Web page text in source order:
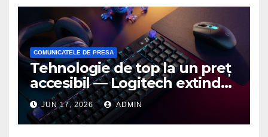
COMUNICATELE DE PRESA
Tehnologie de top la un preț
accesibil — Logitech extinde
seria G3 cu un nou mouse și
o nouă tastatură pentru
gaming pe PC
JUN 17, 2026 ADMIN